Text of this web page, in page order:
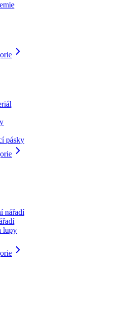
pásky
nářadí
lupy